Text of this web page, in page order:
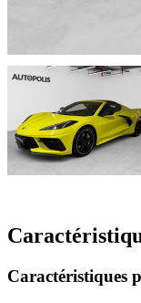
Caractéristiques